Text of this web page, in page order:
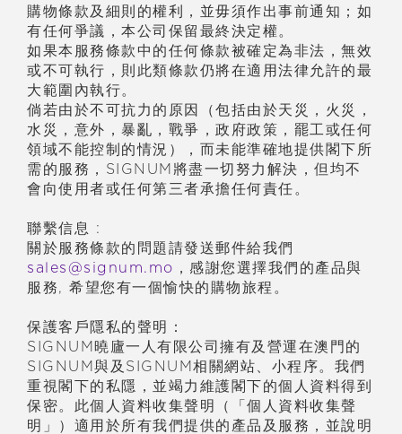
購物條款及細則的權利，並毋須作出事前通知；如
有任何爭議，本公司保留最終決定權。
如果本服務條款中的任何條款被確定為非法，無效
或不可執行，則此類條款仍將在適用法律允許的最
大範圍 內執行。
倘若由於不可抗力的原因（包括由於天災，火災，
水災，意外，暴亂，戰爭，政府政策，罷工或任何
領域不能控制的情況），而未能準確地提供閣下所
需的服務，SIGNUM將盡一切努力解決，但均不
會向使用者或任何第三者承擔任何責任。
聯繫信息 :
關於服務條款的問題請發送郵件給我們
sales@signum.mo ， 感謝您選擇我們的產品與
服務, 希望您有一個愉快的購物旅程。
保護客戶隱私的聲明：
SIGNUM曉廬一人有限公司擁有及營運在澳門的
SIGNUM與及SIGNUM相關網站、小程序。我們
重視閣下的私隱，並竭力維護閣下的個人資料得到
保密。此個人資料收集聲明（「個人資料收集聲
明」）適用於所有我們提供的產品及服務，並說明